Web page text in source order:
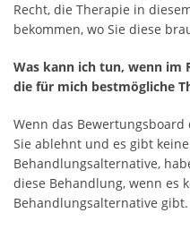
Recht, die Therapie in
bekommen, wo Sie diese
Was kann ich tun, wenn im
die für mich bestmögliche
Wenn das
Sie ablehnt und es gibt
Behandlungsalternative,
diese Behandlung, wenn es
Behandlungsalternative gibt.